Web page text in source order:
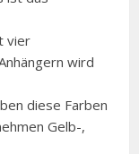
vier
wird
diese Farben
Gelb-,